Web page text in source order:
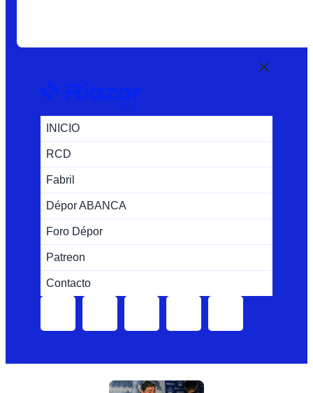
INICIO
RCD
Fabril
Dépor ABANCA
Foro Dépor
Patreon
Contacto